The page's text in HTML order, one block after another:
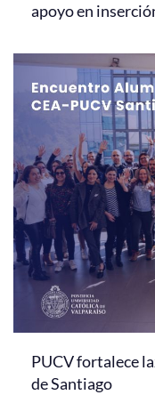
apoyo en
PUCV fortalece
de Santiago